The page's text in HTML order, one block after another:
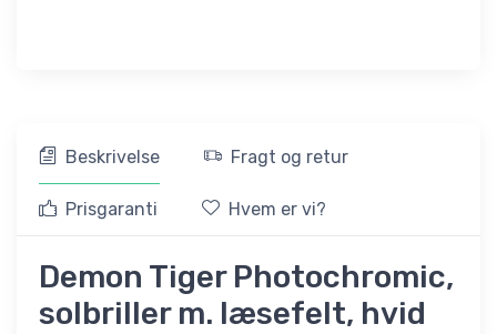
Beskrivelse Fragt og retur
Prisgaranti Hvem er vi?
Demon Tiger Photochromic,
solbriller m. læsefelt, hvid